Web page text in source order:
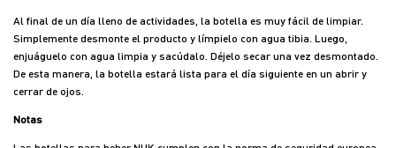
Al final de un día lleno de actividades, la botella es muy fácil de limpiar.
Simplemente desmonte el producto y límpielo con agua tibia. Luego,
enjuáguelo con agua limpia y sacúdalo. Déjelo secar una vez desmontado.
De esta manera, la botella estará lista para el día siguiente en un abrir y
cerrar de ojos.
Notas